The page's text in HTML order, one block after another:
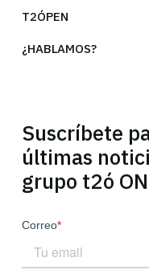
T2ÓPEN
¿HABLAMOS?
Suscríbete
últimas
grupo t2ó